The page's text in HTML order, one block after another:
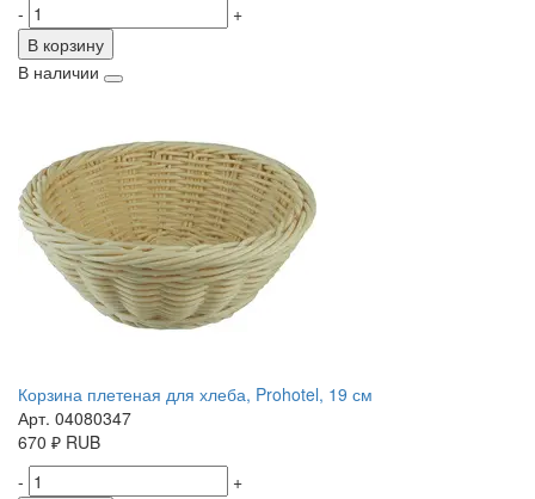
-
+
В корзину
В наличии
Корзина плетеная для хлеба, Prohotel, 19 см
Арт. 04080347
670 ₽ RUB
-
+